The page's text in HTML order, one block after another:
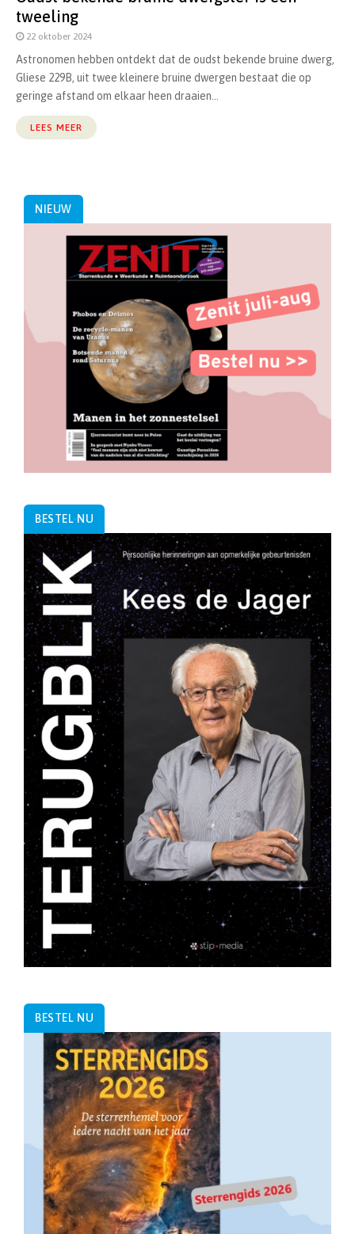
tweeling
22 oktober 2024
Astronomen hebben ontdekt dat de oudst bekende bruine dwerg,
Gliese 229B, uit twee kleinere bruine dwergen bestaat die op
geringe afstand om elkaar heen draaien...
LEES MEER
NIEUW
BESTEL NU
BESTEL NU